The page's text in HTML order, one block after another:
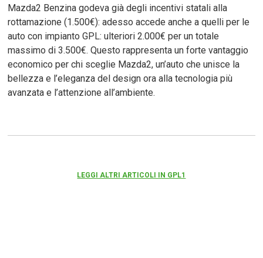
Mazda2 Benzina godeva già degli incentivi statali alla
rottamazione (1.500€): adesso accede anche a quelli per le
auto con impianto GPL: ulteriori 2.000€ per un totale
massimo di 3.500€. Questo rappresenta un forte vantaggio
economico per chi sceglie Mazda2, un’auto che unisce la
bellezza e l’eleganza del design ora alla tecnologia più
avanzata e l’attenzione all’ambiente.
LEGGI ALTRI ARTICOLI IN GPL1